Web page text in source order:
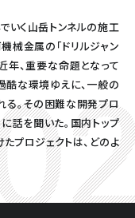
いく山岳トンネルの施工
械金属の「ドリルジャン
年、重要な命題となって
酷な環境ゆえに、一般の
。その困難な開発プロ
話を聞いた。国内トップ
プロジェクトは、どのよ